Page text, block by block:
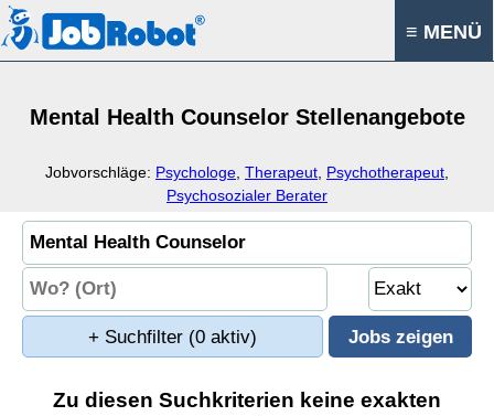
≡ MENÜ
Mental Health Counselor Stellenangebote
Jobvorschläge: Psychologe Therapeut Psychotherapeut
Psychosozialer Berater
+ Suchfilter (0 aktiv)
Zu diesen Suchkriterien keine exakten